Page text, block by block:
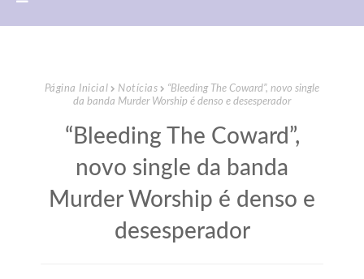
Página Inicial Notícias
“Bleeding The Coward”, novo single
da banda Murder Worship é denso e desesperador
“Bleeding The Coward”,
novo single da banda
Murder Worship é denso e
desesperador